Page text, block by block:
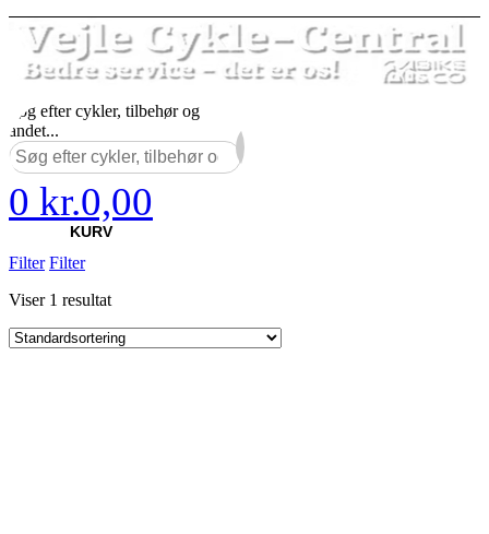
Søg efter cykler, tilbehør og
andet...
0 kr.0,00
KURV
Filter Filter
Viser 1 resultat